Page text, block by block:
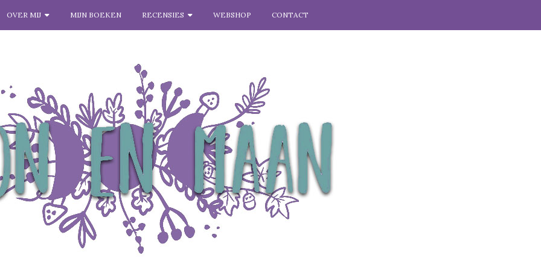
OVER MIJ MIJN BOEKEN RECENSIES WEBSHOP CONTACT